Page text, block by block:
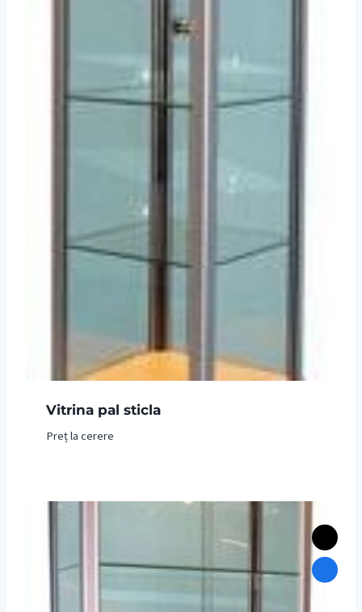
Vitrina pal sticla
Preț la cerere